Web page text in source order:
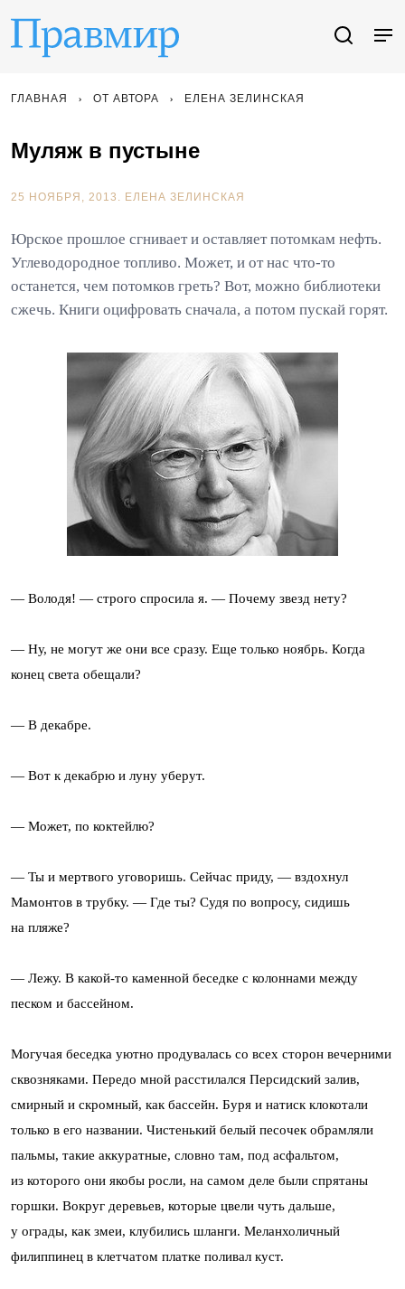
ГЛАВНАЯ ОТ АВТОРА ЕЛЕНА ЗЕЛИНСКАЯ
Муляж в пустыне
25 НОЯБРЯ, 2013. ЕЛЕНА ЗЕЛИНСКАЯ
Юрское прошлое сгнивает и оставляет потомкам нефть.
Углеводородное топливо. Может, и от нас что-то
останется, чем потомков греть? Вот, можно библиотеки
сжечь. Книги оцифровать сначала, а потом пускай горят.
— Володя! — строго спросила я. — Почему звезд нету?
— Ну, не могут же они все сразу. Еще только ноябрь. Когда
конец света обещали?
— В декабре.
— Вот к декабрю и луну уберут.
— Может, по коктейлю?
— Ты и мертвого уговоришь. Сейчас приду, — вздохнул
Мамонтов в трубку. — Где ты? Судя по вопросу, сидишь
на пляже?
— Лежу. В какой-то каменной беседке с колоннами между
песком и бассейном.
Могучая беседка уютно продувалась со всех сторон вечерними
сквозняками. Передо мной расстилался Персидский залив,
смирный и скромный, как бассейн. Буря и натиск клокотали
только в его названии. Чистенький белый песочек обрамляли
пальмы, такие аккуратные, словно там, под асфальтом,
из которого они якобы росли, на самом деле были спрятаны
горшки. Вокруг деревьев, которые цвели чуть дальше,
у ограды, как змеи, клубились шланги. Меланхоличный
филиппинец в клетчатом платке поливал куст.